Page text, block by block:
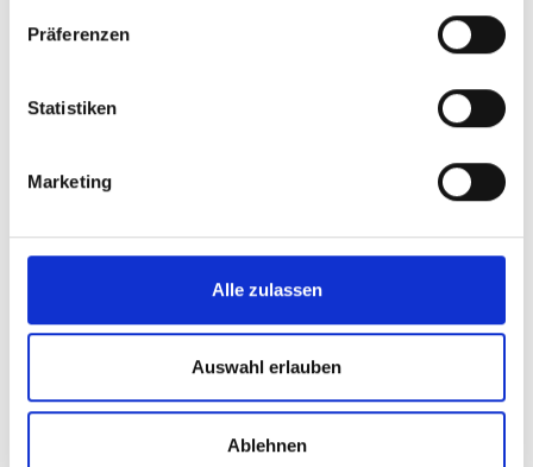
Präferenzen
Statistiken
Marketing
Alle zulassen
Auswahl erlauben
Ablehnen
SLOW FOOD - HERBSTGENÜSSE